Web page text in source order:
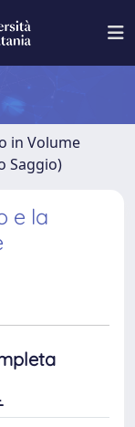
in Volume
Saggio)
e la